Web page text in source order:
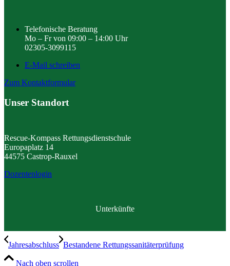
Telefonische Beratung
Mo – Fr von 09:00 – 14:00 Uhr
02305-3099115
E-Mail schreiben
Zum Kontaktformular
Unser Standort
Rescue-Kompass Rettungsdienstschule
Europaplatz 14
44575 Castrop-Rauxel
Dozentenlogin
Unterkünfte
Jahresabschluss Bestandene Rettungssanitäterprüfung
Nach oben scrollen